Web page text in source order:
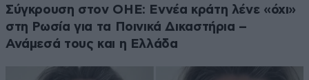
Σύγκρουση στον ΟΗΕ: Εννέα κράτη λένε «όχι»
στη Ρωσία για τα Ποινικά Δικαστήρια –
Ανάμεσά τους και η Ελλάδα